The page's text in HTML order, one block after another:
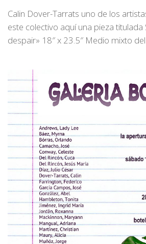
Calin Dover-Tarrats uno de los
este colectivo aquí una pieza titulada
despair» 18″ x 23.5″ Medio mixto